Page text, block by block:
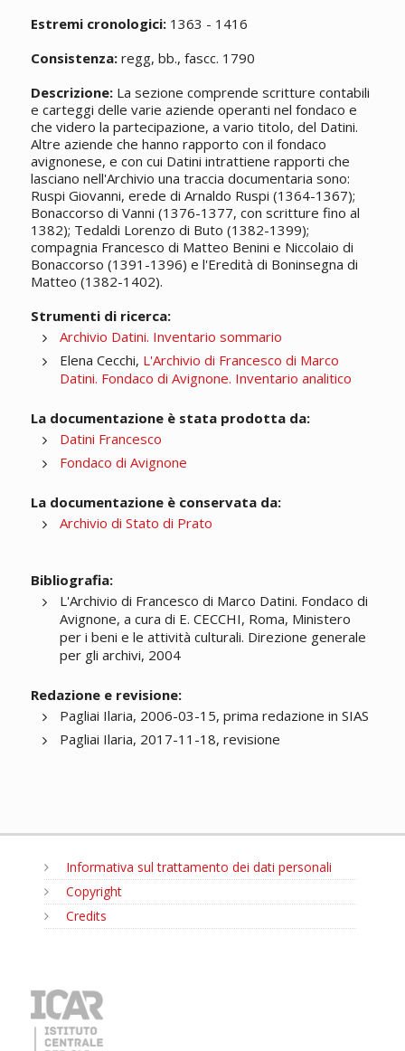
Estremi cronologici:1363 - 1416
Consistenza:regg, bb., fascc. 1790
Descrizione:La sezione comprende scritture contabili
e carteggi delle varie aziende operanti nel fondaco e
che videro la partecipazione, a vario titolo, del Datini.
Altre aziende che hanno rapporto con il fondaco
avignonese, e con cui Datini intrattiene rapporti che
lasciano nell'Archivio una traccia documentaria sono:
Ruspi Giovanni, erede di Arnaldo Ruspi (1364-1367);
Bonaccorso di Vanni (1376-1377, con scritture fino al
1382); Tedaldi Lorenzo di Buto (1382-1399);
compagnia Francesco di Matteo Benini e Niccolaio di
Bonaccorso (1391-1396) e l'Eredità di Boninsegna di
Matteo (1382-1402).
Strumenti di ricerca:
Archivio Datini. Inventario sommario
Elena Cecchi, L'Archivio di Francesco di Marco
Datini. Fondaco di Avignone. Inventario analitico
La documentazione è stata prodotta da:
Datini Francesco
Fondaco di Avignone
La documentazione è conservata da:
Archivio di Stato di Prato
Bibliografia:
L'Archivio di Francesco di Marco Datini. Fondaco di
Avignone, a cura di E. CECCHI, Roma, Ministero
per i beni e le attività culturali. Direzione generale
per gli archivi, 2004
Redazione e revisione:
Pagliai Ilaria, 2006-03-15, prima redazione in SIAS
Pagliai Ilaria, 2017-11-18, revisione
Informativa sul trattamento dei dati personali
Copyright
Credits